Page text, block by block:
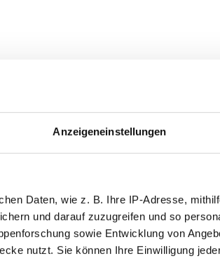
Anzeigeneinstellungen
Daten, wie z. B. Ihre IP-Adresse,
und darauf zuzugreifen und so
sowie Entwicklung von
nutzt. Sie können Ihre Einwilligung